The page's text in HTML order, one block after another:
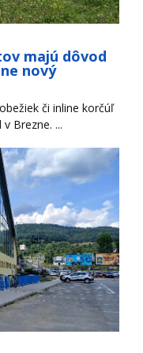
majú dôvod
nový
či inline korčúľ
Brezne. ...